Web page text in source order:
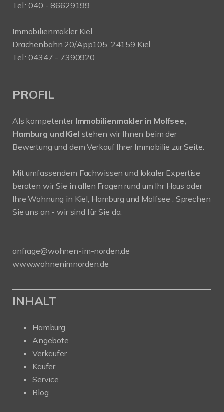
Tel.: 040 - 86629199
Immobilienmakler Kiel
Drachenbahn 20/App105, 24159 Kiel
Tel.: 04347 - 7390920
PROFIL
Als kompetenter Immobilienmakler in Molfsee,
Hamburg und Kiel stehen wir Ihnen beim der
Bewertung und dem Verkauf Ihrer Immobilie zur Seite.
Mit umfassendem Fachwissen und lokaler Expertise
beraten wir Sie in allen Fragen rund um Ihr Haus oder
Ihre Wohnung in Kiel, Hamburg und Molfsee . Sprechen
Sie uns an - wir sind für Sie da.
anfrage@wohnen-im-norden.de
www.wohnenimnorden.de
INHALT
Hamburg
Angebote
Verkäufer
Käufer
Service
Blog